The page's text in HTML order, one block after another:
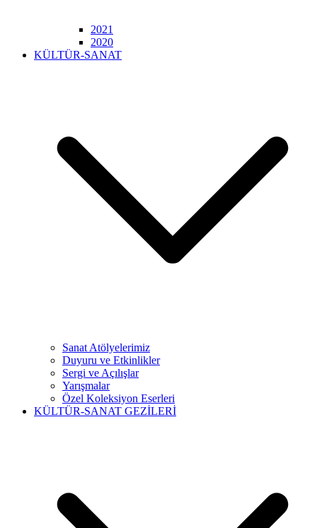
2021
2020
KÜLTÜR-SANAT
Sanat Atölyelerimiz
Duyuru ve Etkinlikler
Sergi ve Açılışlar
Yarışmalar
Özel Koleksiyon Eserleri
KÜLTÜR-SANAT GEZİLERİ